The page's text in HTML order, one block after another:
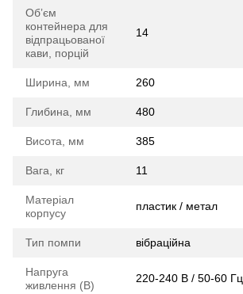
Обʼєм
контейнера для
відпрацьованої
кави, порцій
14
Ширина, мм 260
Глибина, мм 480
Висота, мм 385
Вага, кг 11
Матеріал
корпусу
пластик / метал
Тип помпи вібраційна
Напруга
живлення (В)
220-240 В / 50-60 Гц